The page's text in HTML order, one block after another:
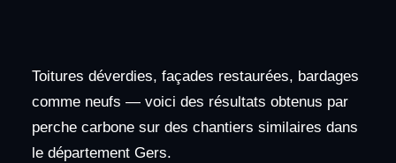
Toitures déverdies, façades restaurées, bardages
comme neufs — voici des résultats obtenus par
perche carbone sur des chantiers similaires dans
le département Gers.